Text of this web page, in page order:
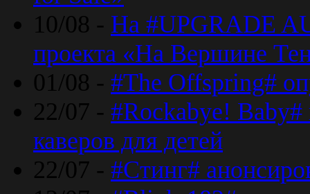
10/08 - На #UPGRADE
проекта «На Вершине
01/08 - #The Offspring#
22/07 - #Rockabye!
каверов для детей
22/07 - #Стинг#